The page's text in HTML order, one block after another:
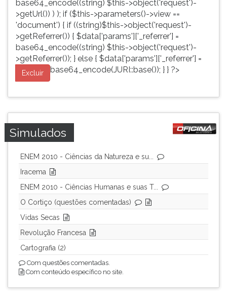
base64_encode((string) $this->object('request')-
>getUrl()) ) ); if ($this->parameters()->view ==
'document') { if ((string)$this->object('request')-
>getReferrer()) { $data['params']['_referrer'] =
base64_encode((string) $this->object('request')-
>getReferrer()); } else { $data['params']['_referrer'] =
base64_encode(JURI::base()); } } ?>
Excluir
Simulados
ENEM 2010 - Ciências da Natureza e su...
Iracema
ENEM 2010 - Ciências Humanas e suas T...
O Cortiço (questões comentadas)
Vidas Secas
Revolução Francesa
Cartografia (2)
Com questões comentadas.
Com conteúdo específico no site.